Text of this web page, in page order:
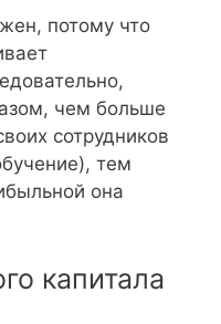
потому что
чем больше
сотрудников
тем
она
капитала